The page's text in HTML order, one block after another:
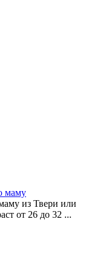
маму
из Твери или
от 26 до 32 ...